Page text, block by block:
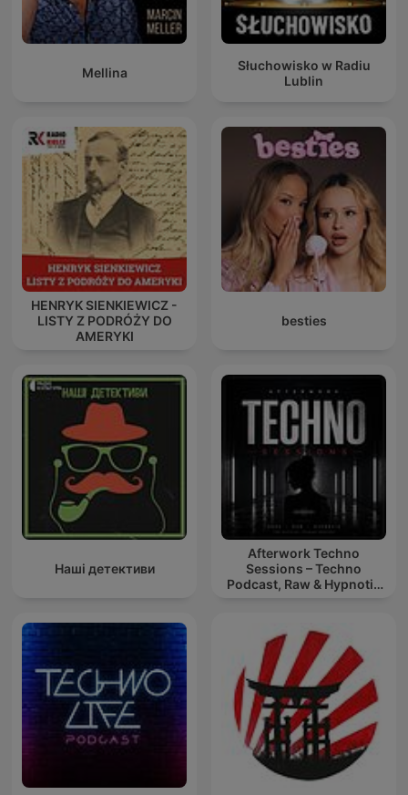
Mellina
Słuchowisko w Radiu
Lublin
HENRYK SIENKIEWICZ -
LISTY Z PODRÓŻY DO
AMERYKI
besties
Наші детективи
Afterwork Techno
Sessions – Techno
Podcast, Raw & Hypnotic